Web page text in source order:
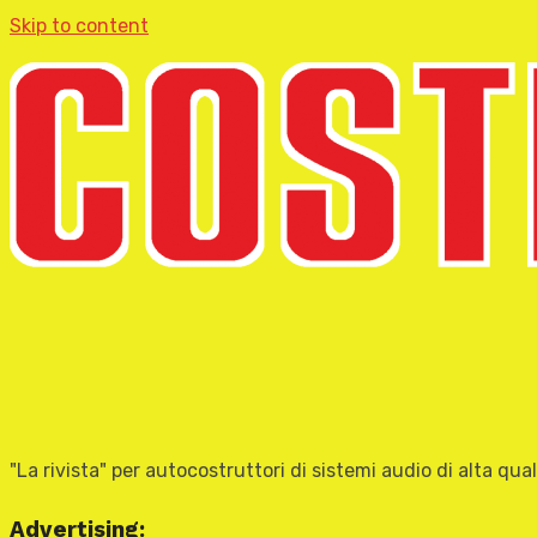
Skip to content
"La rivista" per autocostruttori di sistemi audio di alta
Advertising: